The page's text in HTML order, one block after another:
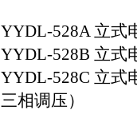
YYDL-528A 立式
YYDL-528B 立式
YYDL-528C 立式
三相调压）